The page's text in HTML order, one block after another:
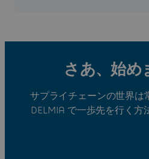
さあ、始め
サプライチェーンの世界は
DELMIA で一歩先を行く方